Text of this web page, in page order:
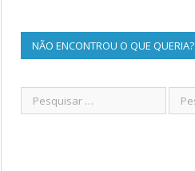
NÃO ENCONTROU O QUE QUERIA?